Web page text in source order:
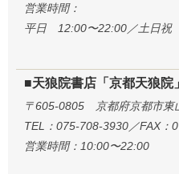
営業時間：
平日 12:00〜22:00／土日祝
■天狼院書店「京都天狼院」
〒605-0805 京都府京都市東
TEL：075-708-3930／FAX：
営業時間：10:00〜22:00